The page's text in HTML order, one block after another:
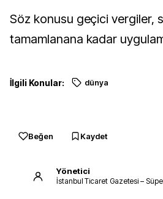
Söz konusu geçici vergiler,
tamamlanana kadar
İlgili Konular: dünya
Beğen Kaydet
Yönetici
İstanbul Ticaret Gazetesi –